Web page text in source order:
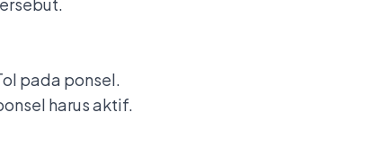
pada ponsel.
harus aktif.